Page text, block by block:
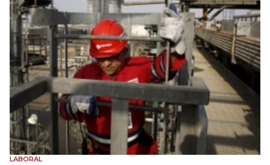
LABORAL